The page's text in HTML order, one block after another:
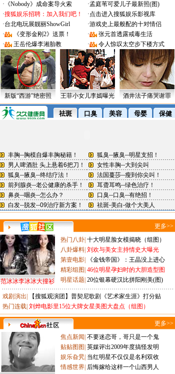
· 《Nobody》成命案导火索 ·孟庭苇可爱儿子最新照(图)
·搜狐娱乐招聘：加入我们吧！ ·点击进入搜狐娱乐影视库
·台北电玩展靓丽ShowGirl ·游戏史上最般配的十对情侣
·
《变形金刚2》送票！ ·
张元首透露戒毒生活
·
王岳伦爆李湘胎教 · 令人惊叹太空步下楼方式
新版“西游”绝密照 王菲小女儿李嫣曝光 酒井法子痛哭谢罪
更多>>
范冰冰李冰冰大撞衫
热门八卦 十大明星脸女模揭晓（组图）
八卦爆料 刘欢与美女主持情史大曝光
第壹电影
《金钱帝国》：王晶没上进心
精彩组图 46位明星孕妇时的大胆造型图
明星话题 20位银幕硬汉比拼阳刚美(图)
戏剧演出
【搜狐观演团】普契尼歌剧《艺术家生涯》打分贴
热门连载 刘烨电影里15位大牌女星美图大盘点（组图）
更多>>
焦点新闻 不要迷恋哥，哥只是一个鬼
贴贴图图 英媒评出2009年度搞怪发明
娱乐旮旯 当红明星不仅仅是名利双收
情感世界 后悔嫁给这样一个山西男人